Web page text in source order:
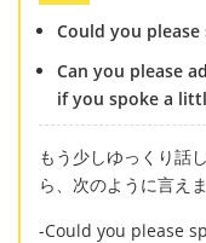
Could you
Can you please
if you spoke a
もう少しゆっくり話
ら、次のように言えま
-Could you please